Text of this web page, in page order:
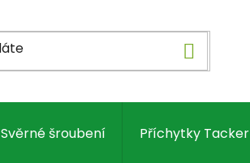
Svěrné šroubení Příchytky Tacker